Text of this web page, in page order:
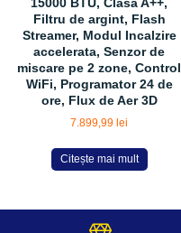
15000 BTU, Clasa A++,
Filtru de argint, Flash
Streamer, Modul Incalzire
accelerata, Senzor de
miscare pe 2 zone, Control
WiFi, Programator 24 de
ore, Flux de Aer 3D
7.899,99 lei
Citește mai mult